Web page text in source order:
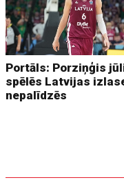
Portāls: Porziņģis
spēlēs Latvijas
nepalīdzēs